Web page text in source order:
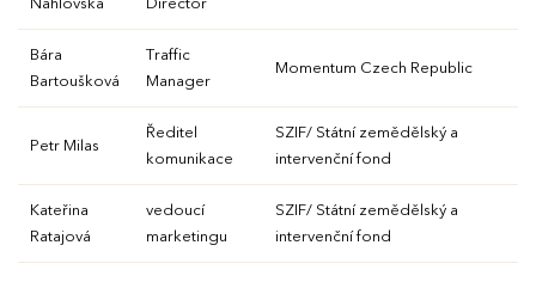
Bára
Bartoušková
Traffic
Manager
Momentum Czech Republic
Petr Milas
Ředitel
komunikace
SZIF/ Státní zemědělský a
intervenční fond
Kateřina
Ratajová
vedoucí
marketingu
SZIF/ Státní zemědělský a
intervenční fond